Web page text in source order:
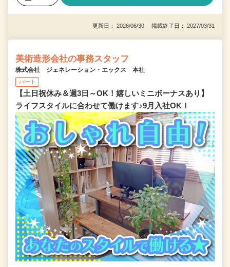
更新日： 2026/06/30 掲載終了日： 2027/03/31
美術造形会社の事務スタッフ
株式会社 ジェネレーション・エックス 本社
パート
【土日祝休み＆週3日～OK！嬉しいミニボーナスあり】
ライフスタイルに合わせて働けます♪9月入社OK！